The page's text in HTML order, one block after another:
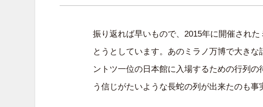
振り返れば早いもので、2015年に開催され
とうとしています。あのミラノ万博で大き
ントツ一位の日本館に入場するための行列
う信じがたいような長蛇の列が出来たのも事